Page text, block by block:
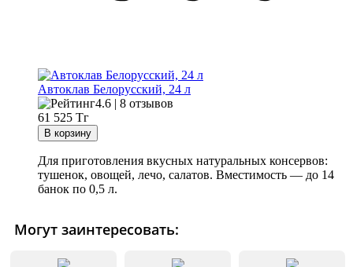
Автоклав Белорусский, 24 л
4.6 | 8 отзывов
61 525 Тг
Для приготовления вкусных натуральных консервов:
тушенок, овощей, лечо, салатов. Вместимость — до 14
банок по 0,5 л.
Могут заинтересовать: